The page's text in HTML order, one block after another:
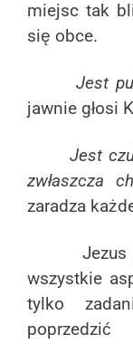
miejsc tak
się obce.
Jest
jawnie głosi
Jest czuły
zwłaszcza
zaradza
Jezus
wszystkie
tylko